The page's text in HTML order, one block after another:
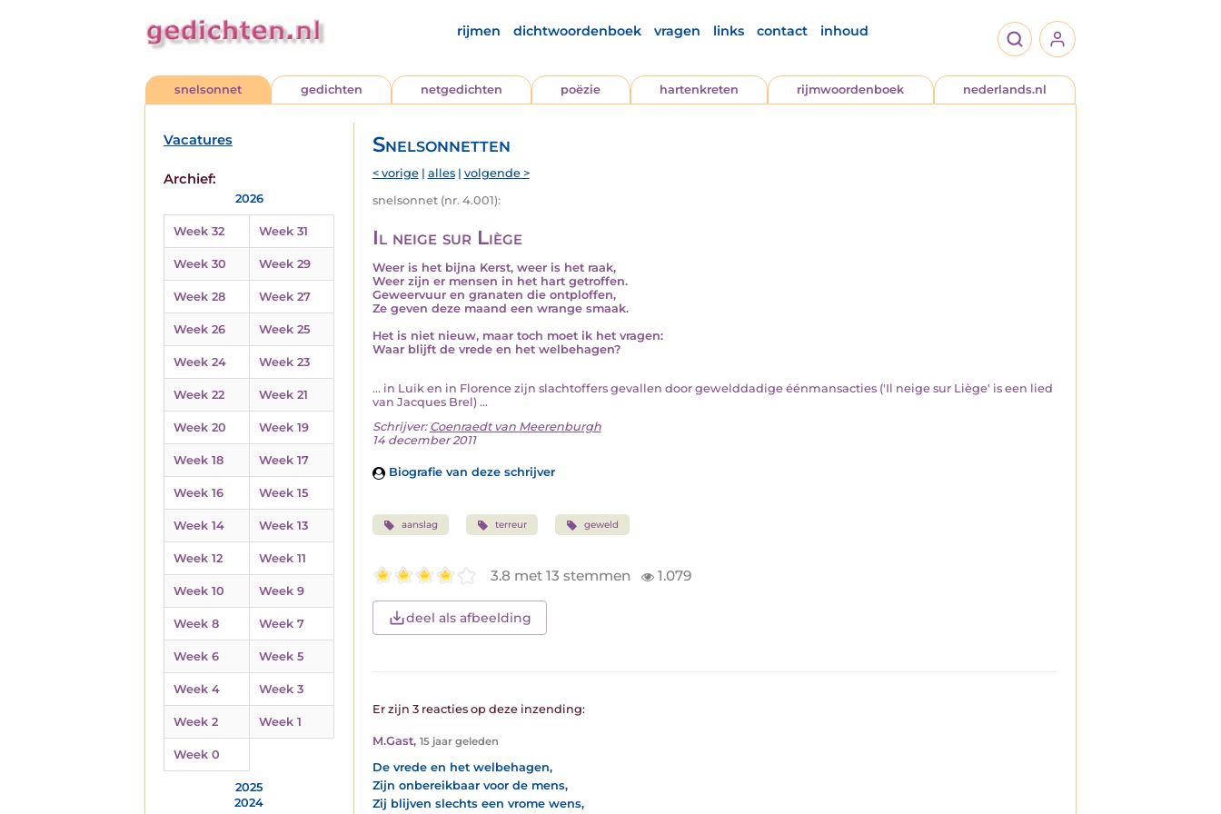
rijmen dichtwoordenboek vragen links contact inhoud
snelsonnet gedichten netgedichten poëzie hartenkreten rijmwoordenboek nederlands.nl
Vacatures
Archief:
2026
Week 32 Week 31
Week 30 Week 29
Week 28 Week 27
Week 26 Week 25
Week 24 Week 23
Week 22 Week 21
Week 20 Week 19
Week 18 Week 17
Week 16 Week 15
Week 14 Week 13
Week 12 Week 11
Week 10 Week 9
Week 8 Week 7
Week 6 Week 5
Week 4 Week 3
Week 2 Week 1
Week 0
2025
2024
Snelsonnetten
< vorige| alles| volgende >
snelsonnet (nr. 4.001):
Il neige sur Liège
Weer is het bijna Kerst, weer is het raak,
Weer zijn er mensen in het hart getroffen.
Geweervuur en granaten die ontploffen,
Ze geven deze maand een wrange smaak.
Het is niet nieuw, maar toch moet ik het vragen:
Waar blijft de vrede en het welbehagen?
... in Luik en in Florence zijn slachtoffers gevallen door gewelddadige éénmansacties ('Il neige sur Liège' is een lied
van Jacques Brel) ...
Schrijver: Coenraedt van Meerenburgh
14 december 2011
Biografie van deze schrijver
aanslag terreur geweld
3.8 met 13 stemmen 1.079
deel als afbeelding
Er zijn 3 reacties op deze inzending:
M.Gast, 15 jaar geleden
De vrede en het welbehagen,
Zijn onbereikbaar voor de mens,
Zij blijven slechts een vrome wens,